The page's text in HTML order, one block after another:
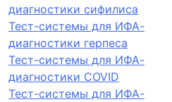
диагностики сифилиса
Тест-системы для ИФА-
диагностики герпеса
Тест-системы для ИФА-
диагностики COVID
Тест-системы для ИФА-